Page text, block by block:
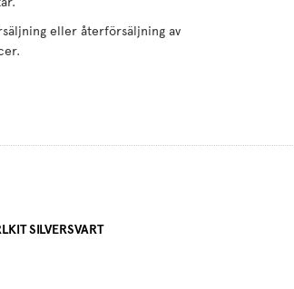
eller återförsäljning av
SILVERSVART